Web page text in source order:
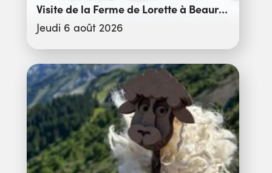
Visite de la Ferme de Lorette à Beauregard
Jeudi 6 août 2026